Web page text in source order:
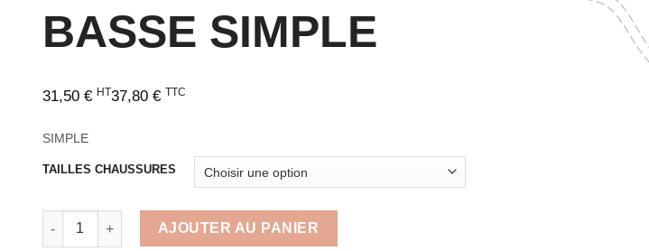
BASSE SIMPLE
31,50 € HT37,80 € TTC
SIMPLE
TAILLES CHAUSSURES
quantité de CHAUSSURE BASSE SIMPLE
AJOUTER AU PANIER